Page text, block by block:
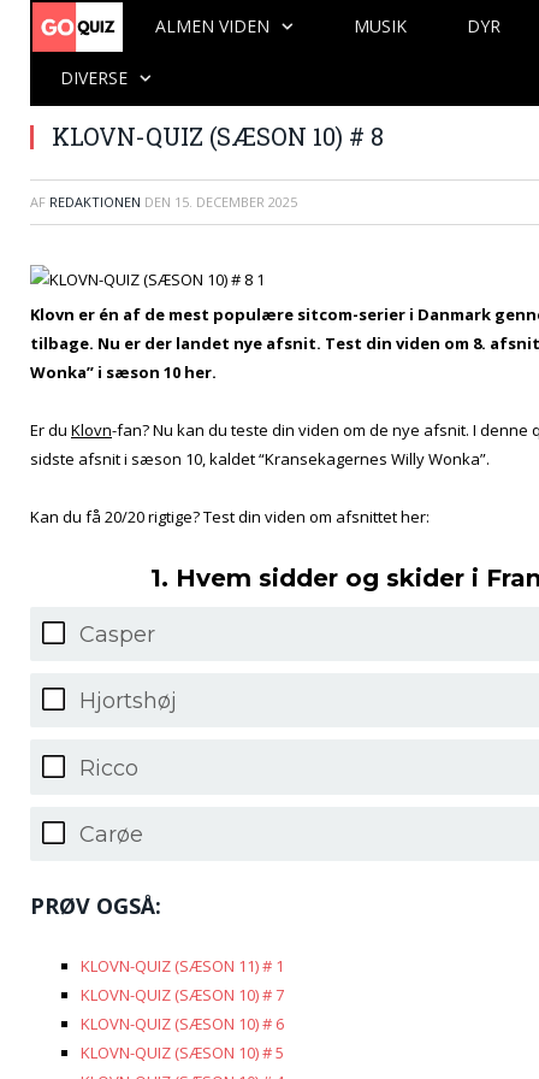
ALMEN VIDEN MUSIK DYR
DIVERSE
KLOVN-QUIZ (SÆSON 10) # 8
AF REDAKTIONEN DEN 15. DECEMBER 2025
Klovn er én af de mest populære sitcom-serier i Danmark
tilbage. Nu er der landet nye afsnit. Test din viden om 8.
Wonka” i sæson 10 her.
Er du Klovn-fan? Nu kan du teste din viden om de nye afsnit. I denne
sidste afsnit i sæson 10, kaldet “Kransekagernes Willy Wonka”.
Kan du få 20/20 rigtige? Test din viden om afsnittet her:
1. Hvem sidder og skider i
Casper
Hjortshøj
Ricco
Carøe
PRØV OGSÅ:
KLOVN-QUIZ (SÆSON 11) # 1
KLOVN-QUIZ (SÆSON 10) # 7
KLOVN-QUIZ (SÆSON 10) # 6
KLOVN-QUIZ (SÆSON 10) # 5